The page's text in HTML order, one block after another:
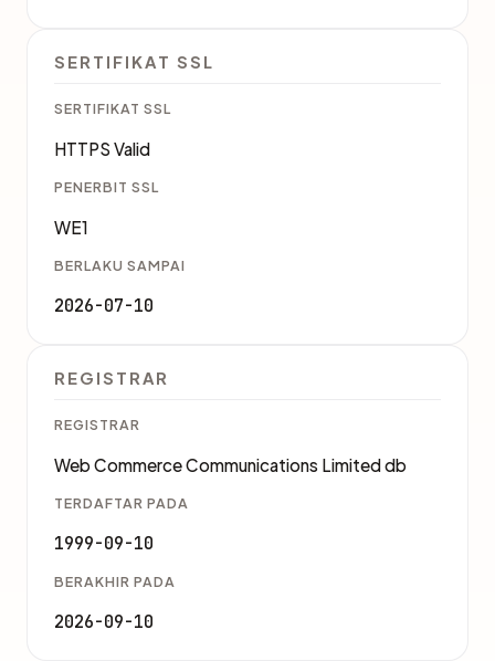
SERTIFIKAT SSL
SERTIFIKAT SSL
HTTPS Valid
PENERBIT SSL
WE1
BERLAKU SAMPAI
2026-07-10
REGISTRAR
REGISTRAR
Web Commerce Communications Limited db
TERDAFTAR PADA
1999-09-10
BERAKHIR PADA
2026-09-10